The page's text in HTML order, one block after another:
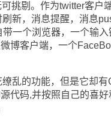
剔。作为twitter客户
新，消息提醒，消息
一个浏览器，一个输
微博客户端，一个
的功能，但是它却有
代码,并按照自己的喜